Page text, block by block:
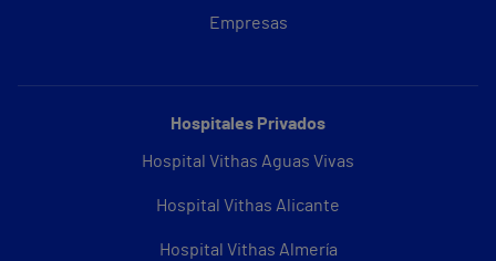
Empresas
Hospitales Privados
Hospital Vithas Aguas Vivas
Hospital Vithas Alicante
Hospital Vithas Almería